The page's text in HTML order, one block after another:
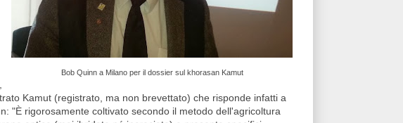
Bob Quinn a Milano per il dossier sul khorasan Kamut
Kamut (registrato, ma non brevettato) che risponde infatti a
"È rigorosamente coltivato secondo il metodo dell'agricoltura